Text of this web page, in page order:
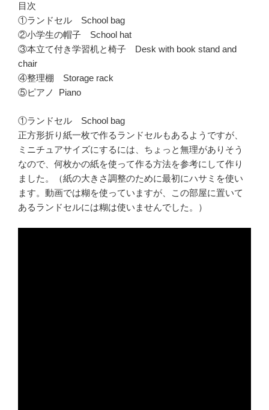
目次
①ランドセル School bag
②小学生の帽子 School hat
③本立て付き学習机と椅子 Desk with book stand and
chair
④整理棚 Storage rack
⑤ピアノ Piano
①ランドセル School bag
正方形折り紙一枚で作るランドセルもあるようですが、
ミニチュアサイズにするには、ちょっと無理がありそう
なので、何枚かの紙を使って作る方法を参考にして作り
ました。（紙の大きさ調整のために最初にハサミを使い
ます。動画では糊を使っていますが、この部屋に置いて
あるランドセルには糊は使いませんでした。）